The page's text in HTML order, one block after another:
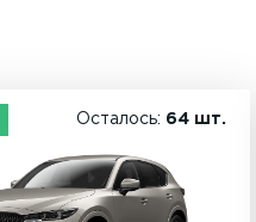
Осталось: 64 шт.